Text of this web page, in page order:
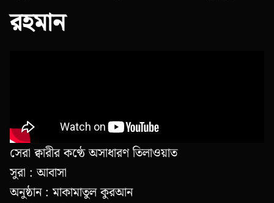
রহমান
সেরা ক্বারীর কণ্ঠে অসাধারণ তিলাওয়াত
সুরা : আবাসা
অনুষ্ঠান : মাকামাতুল কুরআন